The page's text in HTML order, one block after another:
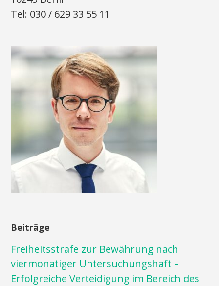
Tel: 030 / 629 33 55 11
Beiträge
Freiheitsstrafe zur Bewährung nach
viermonatiger Untersuchungshaft –
Erfolgreiche Verteidigung im Bereich des